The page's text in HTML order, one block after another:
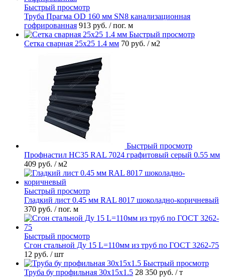
Быстрый просмотр
Труба Прагма OD 160 мм SN8 канализационная
гофрированная 913 руб. / пог. м
Быстрый просмотр
Сетка сварная 25х25 1.4 мм 70 руб. / м2
Быстрый просмотр
Профнастил НС35 RAL 7024 графитовый серый 0.55 мм
409 руб. / м2
Быстрый просмотр
Гладкий лист 0.45 мм RAL 8017 шоколадно-коричневый
370 руб. / пог. м
Быстрый просмотр
Сгон стальной Ду 15 L=110мм из труб по ГОСТ 3262-75
12 руб. / шт
Быстрый просмотр
Труба бу профильная 30х15х1.5 28 350 руб. / т